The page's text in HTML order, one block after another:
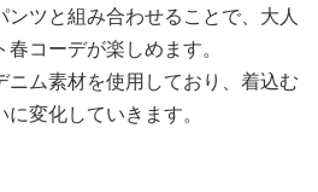
ツと組み合わせることで、大人
コーデが楽しめます。
ム素材を使用しており、着込む
変化していきます。